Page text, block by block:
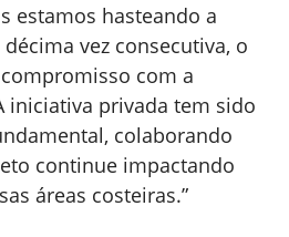
estamos hasteando a
vez consecutiva, o
com a
iniciativa privada tem sido
colaborando
continue impactando
áreas costeiras.”